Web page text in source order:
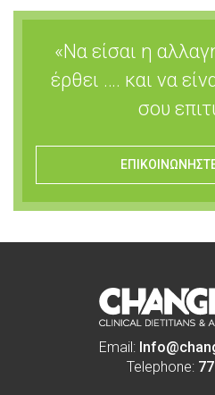
«Να είσαι η
έρθει …. και να
σου
Email:
Telephone: